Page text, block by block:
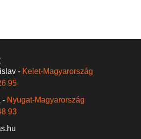
- Kelet-Magyarország
95
- Nyugat-Magyarország
93